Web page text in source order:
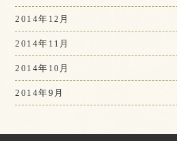
2014年12月
2014年11月
2014年10月
2014年9月